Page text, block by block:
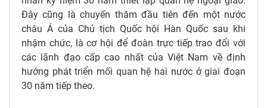
Đây cũng là chuyến thăm đầu tiên đến một nước
châu Á của Chủ tịch Quốc hội Hàn Quốc sau khi
nhậm chức, là cơ hội để đoàn trực tiếp trao đổi với
các lãnh đạo cấp cao nhất của Việt Nam về định
hướng phát triển mối quan hệ hai nước ở giai đoạn
30 năm tiếp theo.